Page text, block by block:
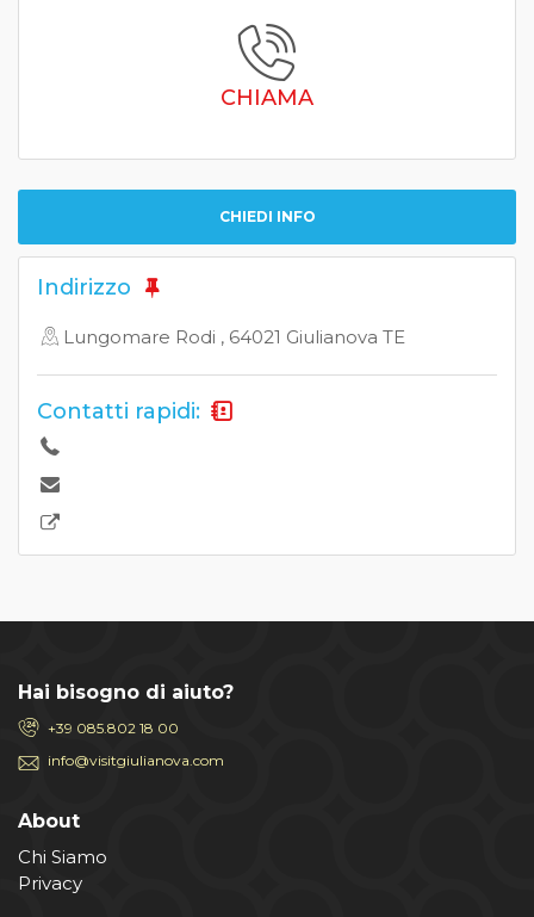
CHIAMA
CHIEDI INFO
Indirizzo
Lungomare Rodi , 64021 Giulianova TE
Contatti rapidi:
Hai bisogno di aiuto?
+39 085.802 18 00
info@visitgiulianova.com
About
Chi Siamo
Privacy